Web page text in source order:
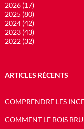
2026 (17)
2025 (80)
2024 (42)
2023 (43)
2022 (32)
ARTICLES RÉCENTS
COMPRENDRE LES
COMMENT LE BOIS